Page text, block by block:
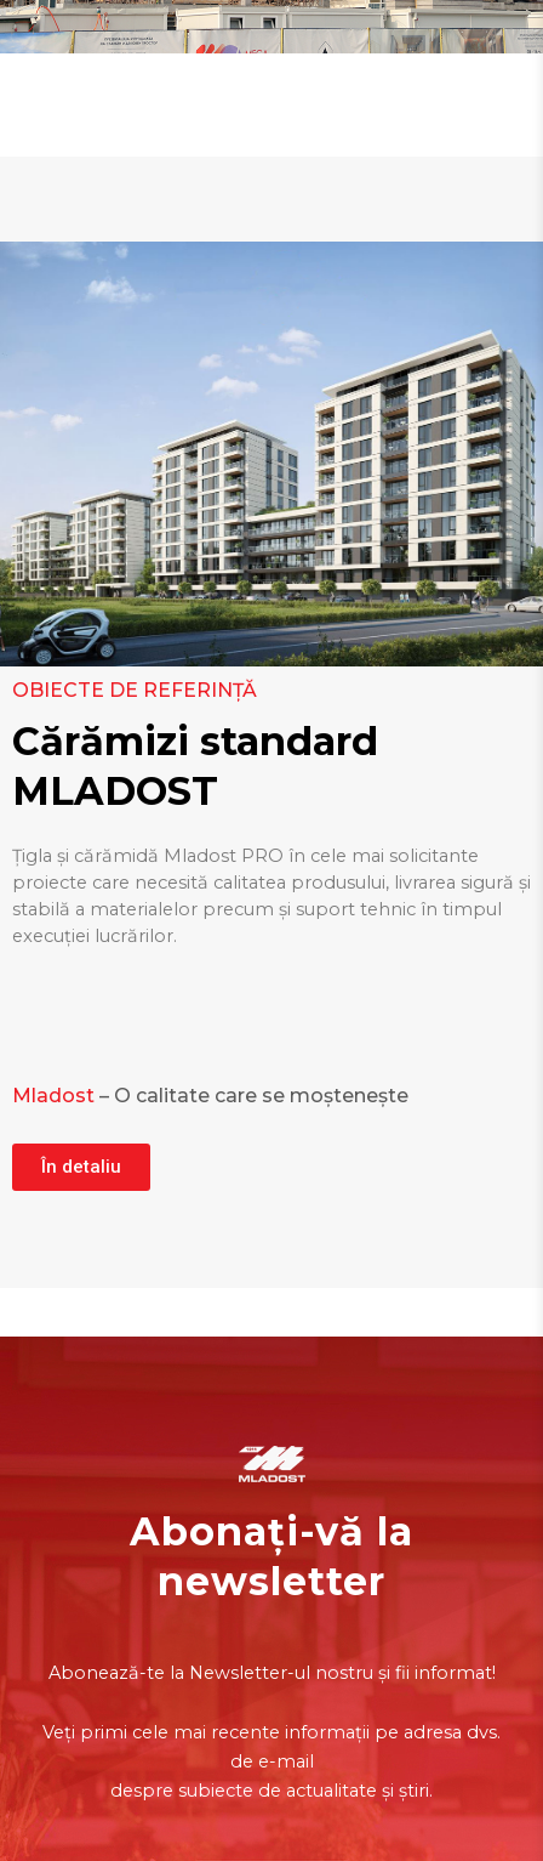
OBIECTE DE REFERINȚĂ
Cărămizi standard
MLADOST
Țigla și cărămidă Mladost PRO în cele mai solicitante
proiecte care necesită calitatea produsului, livrarea sigură și
stabilă a materialelor precum și suport tehnic în timpul
execuției lucrărilor.
Mladost – O calitate care se moștenește
În detaliu
Abonați-vă la
newsletter
Abonează-te la Newsletter-ul nostru și fii informat!
Veți primi cele mai recente informații pe adresa dvs.
de e-mail
despre subiecte de actualitate și știri.